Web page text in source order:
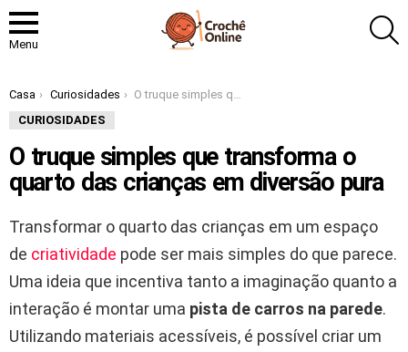
Menu
Você está aqui:
Casa Curiosidades
O truque simples que transforma o quarto das crianças em diversão pura
CURIOSIDADES
O truque simples que transforma o
quarto das crianças em diversão pura
Transformar o quarto das crianças em um espaço
de criatividade pode ser mais simples do que parece.
Uma ideia que incentiva tanto a imaginação quanto a
interação é montar uma pista de carros na parede.
Utilizando materiais acessíveis, é possível criar um